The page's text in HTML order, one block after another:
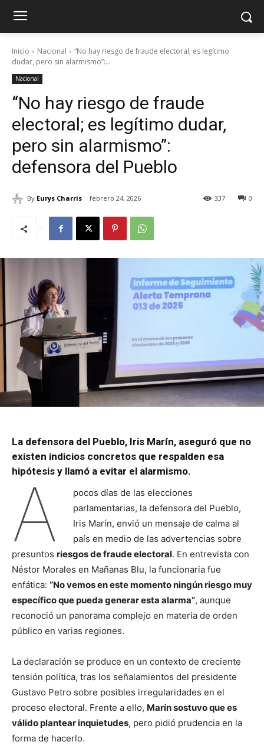
Inicio Nacional
“No hay riesgo de fraude electoral; es legítimo
dudar, pero sin alarmismo”:...
Nacional
“No hay riesgo de fraude
electoral; es legítimo dudar,
pero sin alarmismo”:
defensora del Pueblo
By Eurys Charris febrero 24, 2026 0
337
La defensora del Pueblo, Iris Marín, aseguró que no
existen indicios concretos que respalden esa
hipótesis y llamó a evitar el alarmismo.
A
pocos días de las elecciones
parlamentarias, la defensora del Pueblo,
Iris Marín, envió un mensaje de calma al
país en medio de las advertencias sobre
presuntos riesgos de fraude electoral. En entrevista con
Néstor Morales en Mañanas Blu, la funcionaria fue
enfática: “No vemos en este momento ningún riesgo muy
específico que pueda generar esta alarma”, aunque
reconoció un panorama complejo en materia de orden
público en varias regiones.
La declaración se produce en un contexto de creciente
tensión política, tras los señalamientos del presidente
Gustavo Petro sobre posibles irregularidades en el
proceso electoral. Frente a ello, Marín sostuvo que es
válido plantear inquietudes, pero pidió prudencia en la
forma de hacerlo.